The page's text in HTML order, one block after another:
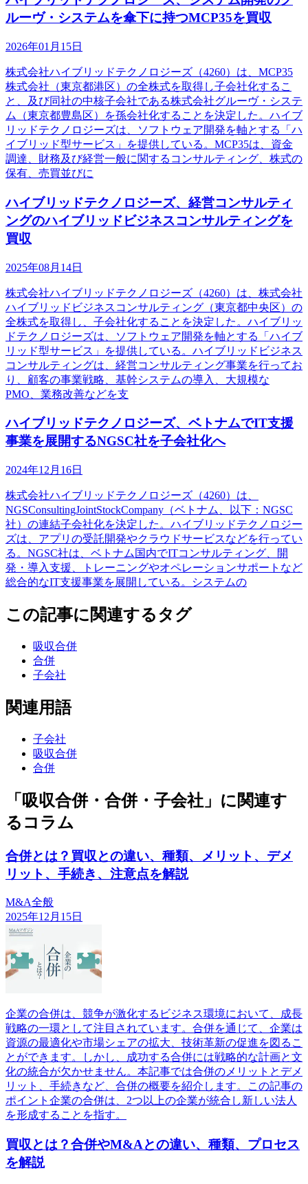
ルーヴ・システムを傘下に持つMCP35を買収
2026年01月15日
株式会社ハイブリッドテクノロジーズ（4260）は、MCP35
株式会社（東京都港区）の全株式を取得し子会社化するこ
と、及び同社の中核子会社である株式会社グルーヴ・システ
ム（東京都豊島区）を孫会社化することを決定した。ハイブ
リッドテクノロジーズは、ソフトウェア開発を軸とする「ハ
イブリッド型サービス」を提供している。MCP35は、資金
調達、財務及び経営一般に関するコンサルティング、株式の
保有、売買並びに
ハイブリッドテクノロジーズ、経営コンサルティ
ングのハイブリッドビジネスコンサルティングを
買収
2025年08月14日
株式会社ハイブリッドテクノロジーズ（4260）は、株式会社
ハイブリッドビジネスコンサルティング（東京都中央区）の
全株式を取得し、子会社化することを決定した。ハイブリッ
ドテクノロジーズは、ソフトウェア開発を軸とする「ハイブ
リッド型サービス」を提供している。ハイブリッドビジネス
コンサルティングは、経営コンサルティング事業を行ってお
り、顧客の事業戦略、基幹システムの導入、大規模な
PMO、業務改善などを支
ハイブリッドテクノロジーズ、ベトナムでIT支援
事業を展開するNGSC社を子会社化へ
2024年12月16日
株式会社ハイブリッドテクノロジーズ（4260）は、
NGSConsultingJointStockCompany（ベトナム、以下：NGSC
社）の連結子会社化を決定した。ハイブリッドテクノロジー
ズは、アプリの受託開発やクラウドサービスなどを行ってい
る。NGSC社は、ベトナム国内でITコンサルティング、開
発・導入支援、トレーニングやオペレーションサポートなど
総合的なIT支援事業を展開している。システムの
この記事に関連するタグ
吸収合併
合併
子会社
関連用語
子会社
吸収合併
合併
「吸収合併・合併・子会社」に関連す
るコラム
合併とは？買収との違い、種類、メリット、デメ
リット、手続き、注意点を解説
M&A全般
2025年12月15日
企業の合併は、競争が激化するビジネス環境において、成長
戦略の一環として注目されています。合併を通じて、企業は
資源の最適化や市場シェアの拡大、技術革新の促進を図るこ
とができます。しかし、成功する合併には戦略的な計画と文
化の統合が欠かせません。本記事では合併のメリットとデメ
リット、手続きなど、合併の概要を紹介します。この記事の
ポイント企業の合併は、2つ以上の企業が統合し新しい法人
を形成することを指す。
買収とは？合併やM&Aとの違い、種類、プロセス
を解説